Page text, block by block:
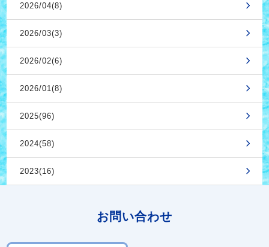
2026/04(8)
2026/03(3)
2026/02(6)
2026/01(8)
2025(96)
2024(58)
2023(16)
お問い合わせ